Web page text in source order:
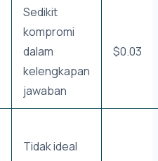
Sedikit
kompromi
dalam
kelengkapan
jawaban
$0.03
Tidak ideal